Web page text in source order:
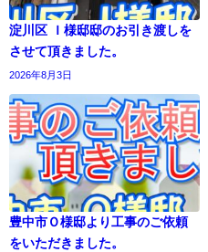
淀川区 Ｉ様邸邸のお引き渡しを
させて頂きました。
2026年8月3日
豊中市Ｏ様邸より工事のご依頼
をいただきました。